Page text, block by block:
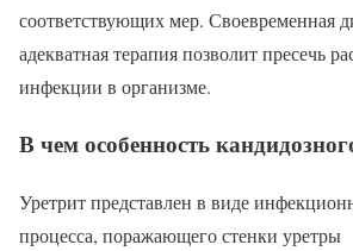
соответствующих мер. Своевременная
адекватная терапия позволит пресечь
инфекции в организме.
В чем особенность
Уретрит представлен в виде
процесса, поражающего стенки уретры